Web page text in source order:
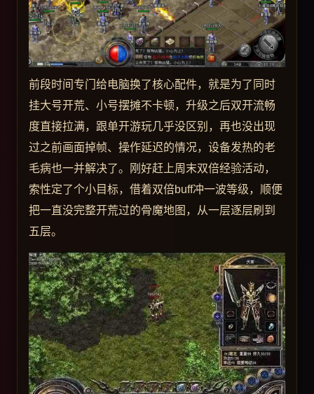
前段时间专门给电脑换了核心配件，就是为了同时
挂大号开荒、小号摆摊不卡顿，升级之后双开流畅
度直接拉满，跟单开游玩几乎没区别，再也没出现
过之前画面掉帧、操作延迟的情况，设备发热的老
毛病也一并解决了。刚好赶上周末双倍经验活动，
索性定了个小目标，借着双倍buff冲一波等级，顺便
把一直没完整开荒过的骨魔地图，从一层逐层刷到
五层。